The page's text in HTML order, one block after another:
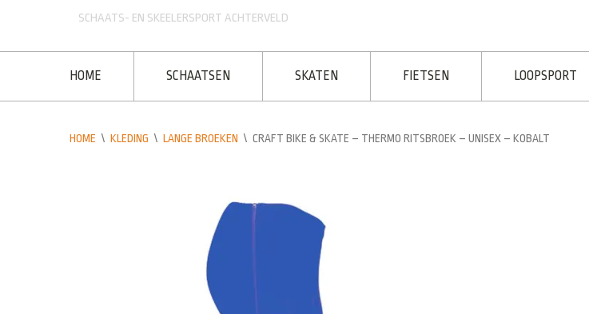
SCHAATS- EN SKEELERSPORT ACHTERVELD
HOME SCHAATSEN SKATEN FIETSEN LOOPSPORT
HOME \ KLEDING \ LANGE BROEKEN \ CRAFT BIKE & SKATE – THERMO RITSBROEK – UNISEX – KOBALT